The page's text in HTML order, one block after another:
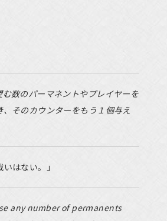
む数のパーマネントやプレイヤーを
そのカウンターをもう１個与え
はない。」
any number of permanents